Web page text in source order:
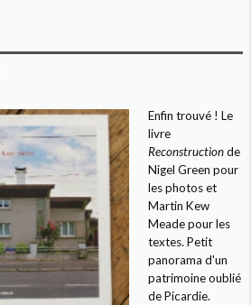
Enfin trouvé ! Le
livre
Reconstructionde
Nigel Green pour
les photos et
Martin Kew
Meade pour les
textes. Petit
panorama d'un
patrimoine oublié
de Picardie.